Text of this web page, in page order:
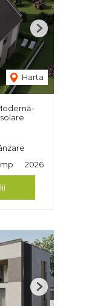
Harta
Next
mp 2026
Next